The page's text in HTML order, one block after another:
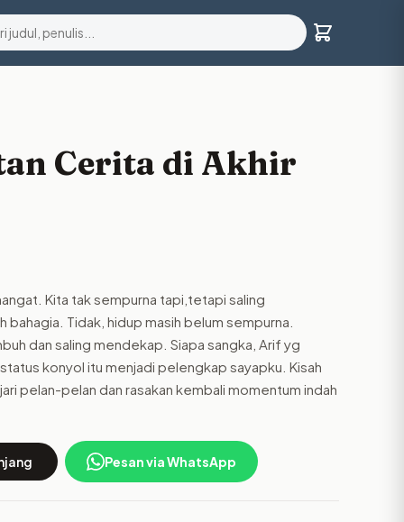
Cerita di Akhir
Kita tak sempurna tapi,tetapi saling
Tidak, hidup masih belum sempurna.
dan saling mendekap. Siapa sangka, Arif yg
konyol itu menjadi pelengkap sayapku. Kisah
pelan-pelan dan rasakan kembali momentum indah
Pesan via WhatsApp